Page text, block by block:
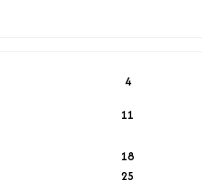
4
11
18
25